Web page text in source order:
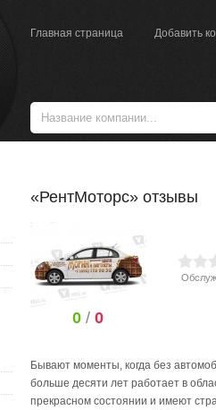
Главная страница Добавить
«РентМоторс» отзывы
0 /0
Бывают моменты, когда без
больше десяти лет работает в
прекрасном состоянии и имеют